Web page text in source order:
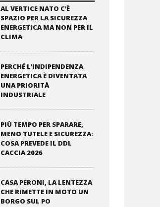
AL VERTICE NATO C’È
SPAZIO PER LA SICUREZZA
ENERGETICA MA NON PER IL
CLIMA
PERCHÉ L’INDIPENDENZA
ENERGETICA È DIVENTATA
UNA PRIORITÀ
INDUSTRIALE
PIÙ TEMPO PER SPARARE,
MENO TUTELE E SICUREZZA:
COSA PREVEDE IL DDL
CACCIA 2026
CASA PERONI, LA LENTEZZA
CHE RIMETTE IN MOTO UN
BORGO SUL PO